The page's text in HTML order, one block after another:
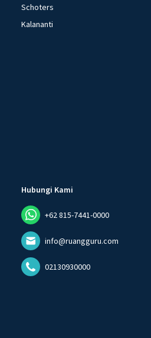
Schoters
Kalananti
Hubungi Kami
+62 815-7441-0000
info@ruangguru.com
02130930000